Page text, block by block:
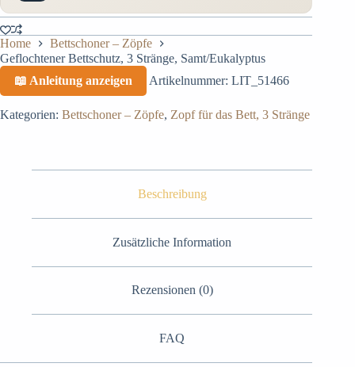
Home
Bettschoner – Zöpfe
Geflochtener Bettschutz, 3 Stränge, Samt/Eukalyptus
📖 Anleitung anzeigen
Artikelnummer: LIT_51466
Kategorien: Bettschoner – Zöpfe, Zopf für das Bett, 3 Stränge
Beschreibung
Zusätzliche Information
Rezensionen (0)
FAQ